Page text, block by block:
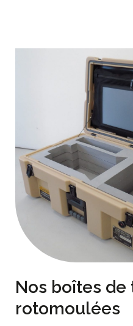
Nos boîtes
rotomoulées